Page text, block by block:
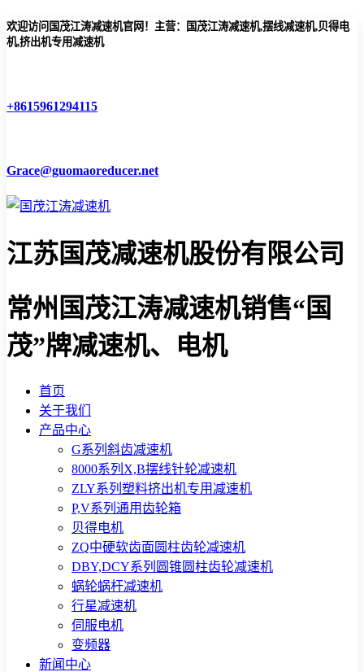
欢迎访问国茂江涛减速机官网！主营：国茂江涛减速机,摆线减速机,贝得电
机,挤出机专用减速机
+8615961294115
Grace@guomaoreducer.net
江苏国茂减速机股份有限公司
常州国茂江涛减速机销售“国
茂”牌减速机、电机
首页
关于我们
产品中心
G系列斜齿减速机
8000系列X,B摆线针轮减速机
ZLY系列塑料挤出机专用减速机
P,V系列通用齿轮箱
贝得电机
ZQ中硬软齿面圆柱齿轮减速机
DBY,DCY系列圆锥圆柱齿轮减速机
蜗轮蜗杆减速机
行星减速机
伺服电机
变频器
新闻中心